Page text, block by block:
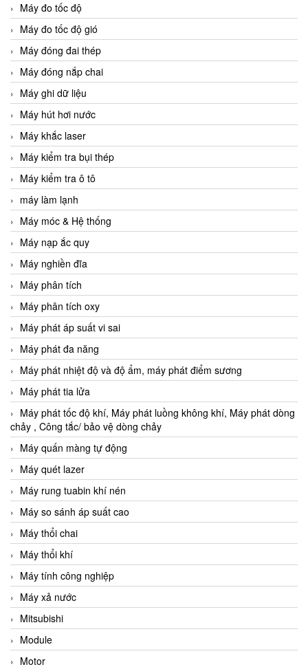
Máy đo tốc độ
Máy đo tốc độ gió
Máy đóng đai thép
Máy đóng nắp chai
Máy ghi dữ liệu
Máy hút hơi nước
Máy khắc laser
Máy kiểm tra bụi thép
Máy kiểm tra ô tô
máy làm lạnh
Máy móc & Hệ thống
Máy nạp ắc quy
Máy nghiền đĩa
Máy phân tích
Máy phân tích oxy
Máy phát áp suất vi sai
Máy phát đa năng
Máy phát nhiệt độ và độ ẩm, máy phát điểm sương
Máy phát tia lửa
Máy phát tốc độ khí, Máy phát luồng không khí, Máy phát dòng
chảy , Công tắc/ bảo vệ dòng chảy
Máy quấn màng tự động
Máy quét lazer
Máy rung tuabin khí nén
Máy so sánh áp suất cao
Máy thổi chai
Máy thổi khí
Máy tính công nghiệp
Máy xả nước
Mitsubishi
Module
Motor